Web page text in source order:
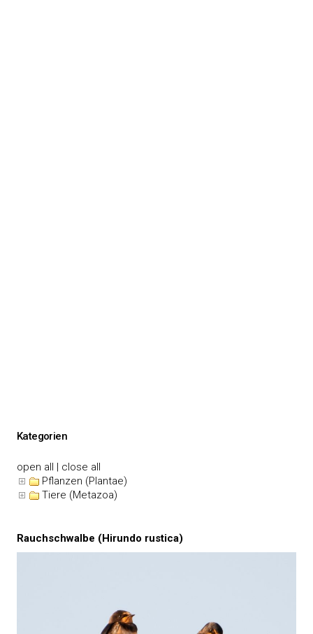
Kategorien
open all | close all
Pflanzen (Plantae)
Tiere (Metazoa)
Rauchschwalbe (Hirundo rustica)